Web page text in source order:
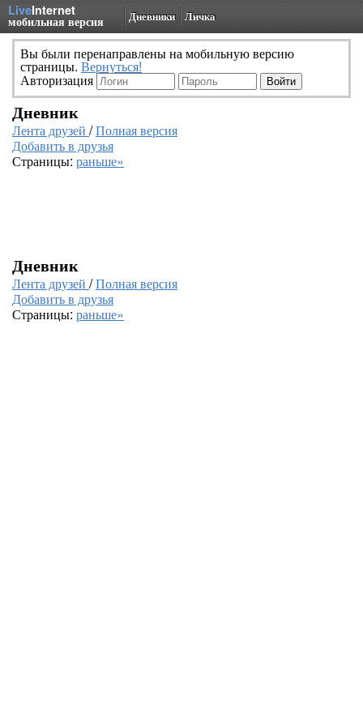
LiveInternet
мобильная версия Дневники Личка
Вы были перенаправлены на мобильную версию
страницы. Вернуться!
Авторизация
Дневник
Лента друзей /Полная версия
Добавить в друзья
Страницы: раньше»
Дневник
Лента друзей /Полная версия
Добавить в друзья
Страницы: раньше»